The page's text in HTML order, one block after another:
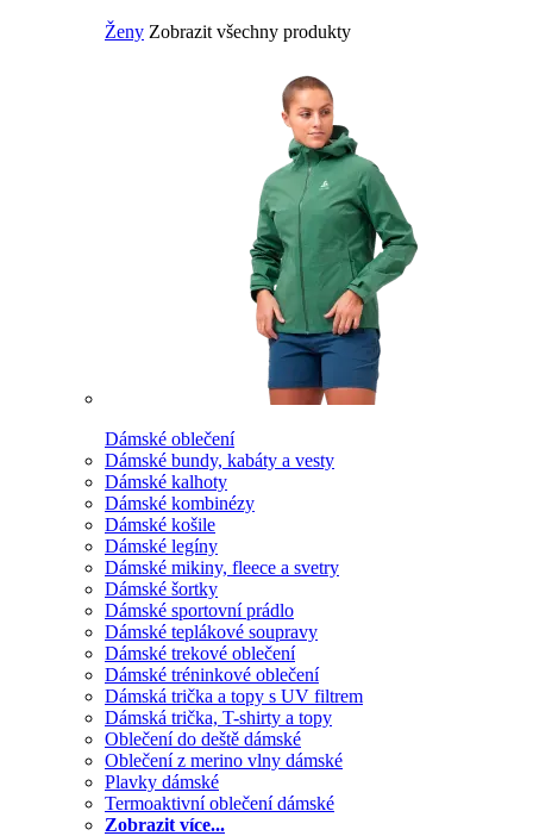
Ženy Zobrazit všechny produkty
Dámské oblečení
Dámské bundy, kabáty a vesty
Dámské kalhoty
Dámské kombinézy
Dámské košile
Dámské legíny
Dámské mikiny, fleece a svetry
Dámské šortky
Dámské sportovní prádlo
Dámské teplákové soupravy
Dámské trekové oblečení
Dámské tréninkové oblečení
Dámská trička a topy s UV filtrem
Dámská trička, T-shirty a topy
Oblečení do deště dámské
Oblečení z merino vlny dámské
Plavky dámské
Termoaktivní oblečení dámské
Zobrazit více...